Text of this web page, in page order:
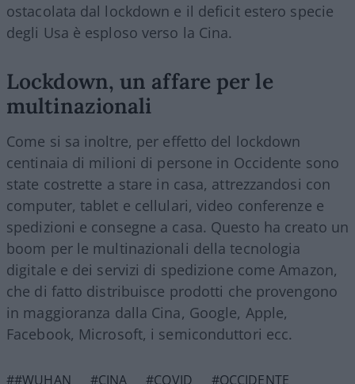
ostacolata dal lockdown e il deficit estero specie
degli Usa è esploso verso la Cina.
Lockdown, un affare per le
multinazionali
Come si sa inoltre, per effetto del lockdown
centinaia di milioni di persone in Occidente sono
state costrette a stare in casa, attrezzandosi con
computer, tablet e cellulari, video conferenze e
spedizioni e consegne a casa. Questo ha creato un
boom per le multinazionali della tecnologia
digitale e dei servizi di spedizione come Amazon,
che di fatto distribuisce prodotti che provengono
in maggioranza dalla Cina, Google, Apple,
Facebook, Microsoft, i semiconduttori ecc.
##WUHAN #CINA #COVID
#OCCIDENTE